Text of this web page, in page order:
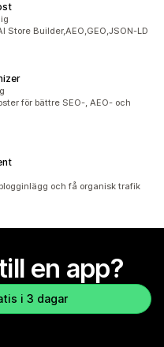
Store Builder,AEO,GEO,JSON-LD
för bättre SEO-, AEO- och
och få organisk trafik
en app?
i 3 dagar